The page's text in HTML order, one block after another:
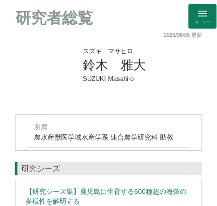
研究者総覧 メニュー
2026/08/05 更新
スズキ マサヒロ
鈴木 雅大
SUZUKI Masahiro
所属
農水産獣医学域水産学系 連合農学研究科 助教
研究シーズ
【研究シーズ集】鹿児島に生育する600種超の海藻の
多様性を解明する